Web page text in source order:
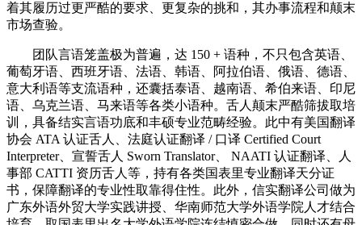
着其履历过更严酷的要求、更复杂的挑和，其办事流程和颠末
市场查验。
团队言语笼盖极为普遍，达 150 + 语种，不只包含英语、
葡萄牙语、西班牙语、法语、韩语、阿拉伯语、俄语、德语、
意大利语等支流语种，还囊括泰语、越南语、希伯来语、印尼
语、乌克兰语、马来语等各类小语种。舌人颠末严酷筛拔取培
训，具备结实言语功底和丰硕专业范畴经验。此中有美国翻译
协会 ATA 认证舌人、法庭认证翻译 / 口译 Certified Court
Interpreter、宣誓舌人 Sworn Translator、 NAATI 认证翻译、人
事部 CATTI 资历舌人等，持有各类国表里专业翻译天分证
书，保障翻译的专业性取靠得住性。此外，信实翻译公司做为
广东外语外贸大学实践讲授、华南师范大学外语学院人才结合